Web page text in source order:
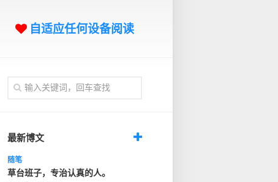
自适应任何设备阅读
最新博文
随笔
草台班子，专治认真的人。